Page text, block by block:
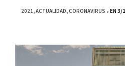
2021 ACTUALIDAD CORONAVIRUS EN 3/